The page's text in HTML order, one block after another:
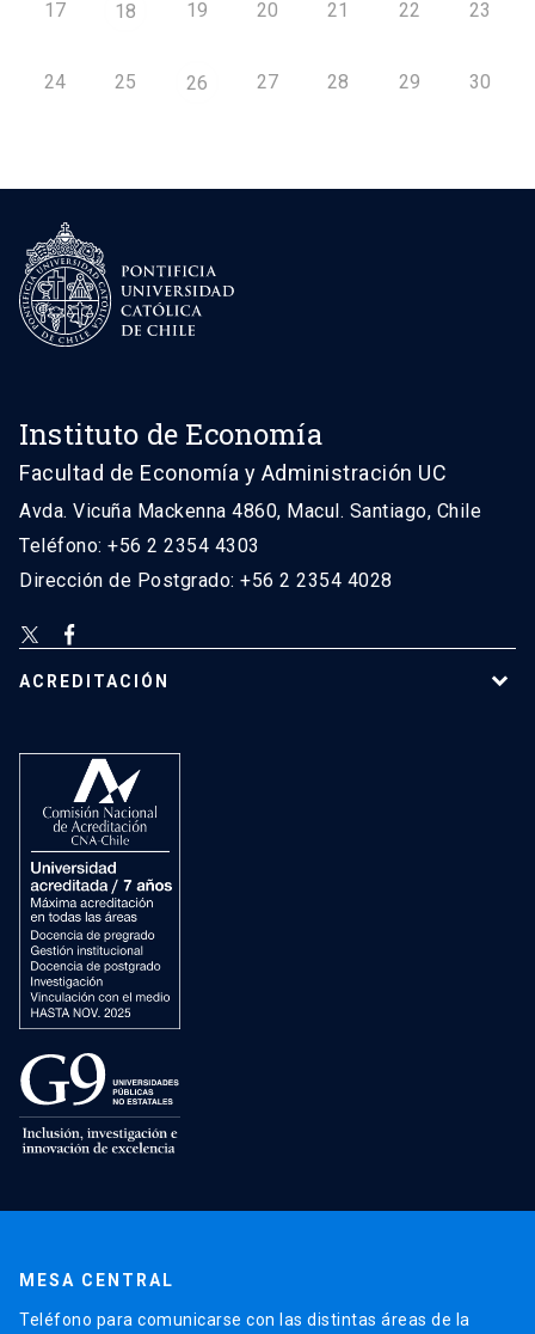
17 18 19 20 21 22 23
24 25 26 27 28 29 30
Instituto de Economía
Facultad de Economía y Administración UC
Avda. Vicuña Mackenna 4860, Macul. Santiago, Chile
Teléfono: +56 2 2354 4303
Dirección de Postgrado: +56 2 2354 4028
ACREDITACIÓN
MESA CENTRAL
Teléfono para comunicarse con las distintas áreas de la